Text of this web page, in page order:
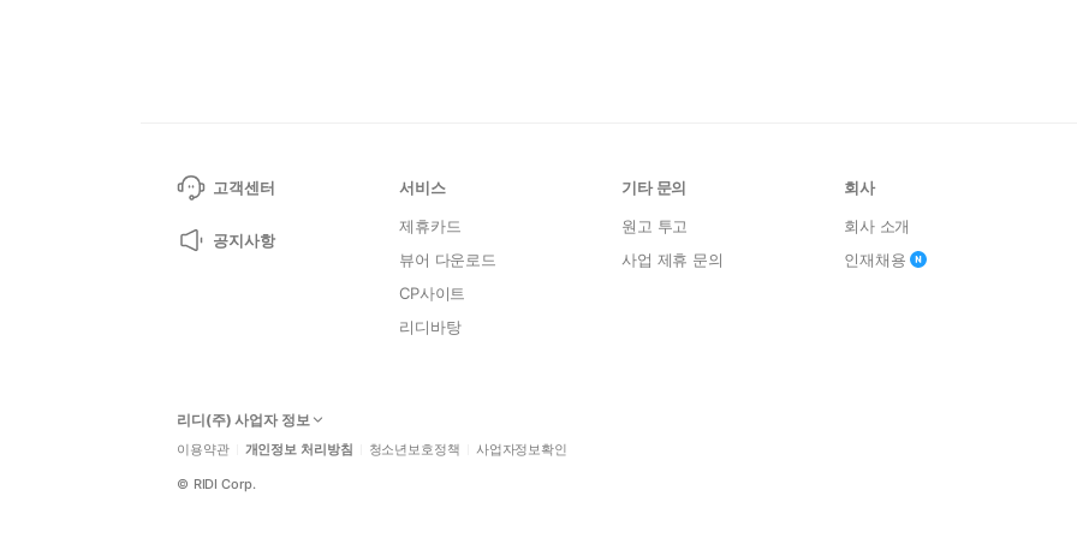
고객센터
공지사항
서비스
제휴카드
뷰어 다운로드
CP사이트
리디바탕
기타 문의
원고 투고
사업 제휴 문의
회사
회사 소개
인재채용
리디(주) 사업자 정보
이용약관 개인정보 처리방침 청소년보호정책 사업자정보확인
© RIDI Corp.